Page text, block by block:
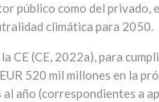
público como del
climática para 2050.
CE (CE, 2022a), para
520 mil millones en la
año (correspondientes a